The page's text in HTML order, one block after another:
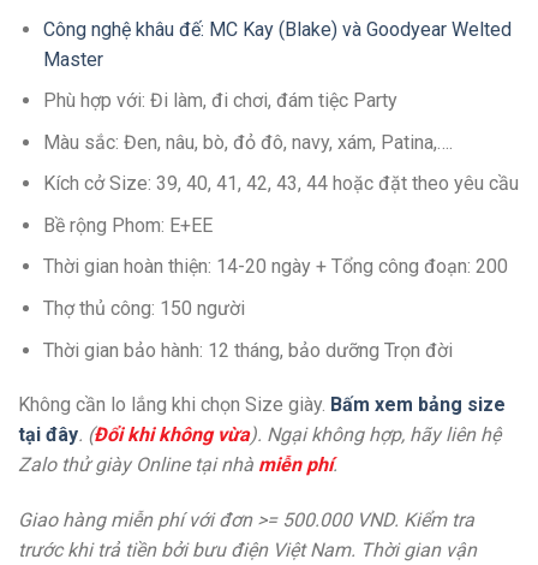
Công nghệ khâu đế: MC Kay (Blake) và Goodyear Welted
Master
Phù hợp với: Đi làm, đi chơi, đám tiệc Party
Màu sắc: Đen, nâu, bò, đỏ đô, navy, xám, Patina,….
Kích cở Size: 39, 40, 41, 42, 43, 44 hoặc đặt theo yêu cầu
Bề rộng Phom: E+EE
Thời gian hoàn thiện: 14-20 ngày + Tổng công đoạn: 200
Thợ thủ công: 150 người
Thời gian bảo hành: 12 tháng, bảo dưỡng Trọn đời
Không cần lo lắng khi chọn Size giày. Bấm xem bảng size
tại đây. (Đổi khi không vừa). Ngại không hợp, hãy liên hệ
Zalo thử giày Online tại nhà miễn phí.
Giao hàng miễn phí với đơn >= 500.000 VND. Kiểm tra
trước khi trả tiền bởi bưu điện Việt Nam. Thời gian vận